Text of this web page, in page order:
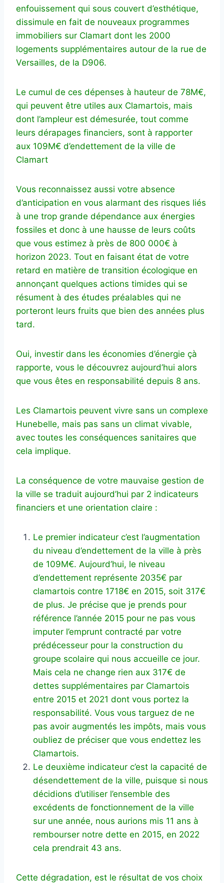
enfouissement qui sous couvert d’esthétique,
dissimule en fait de nouveaux programmes
immobiliers sur Clamart dont les 2000
logements supplémentaires autour de la rue de
Versailles, de la D906.
Le cumul de ces dépenses à hauteur de 78M€,
qui peuvent être utiles aux Clamartois, mais
dont l’ampleur est démesurée, tout comme
leurs dérapages financiers, sont à rapporter
aux 109M€ d’endettement de la ville de
Clamart
Vous reconnaissez aussi votre absence
d’anticipation en vous alarmant des risques liés
à une trop grande dépendance aux énergies
fossiles et donc à une hausse de leurs coûts
que vous estimez à près de 800 000€ à
horizon 2023. Tout en faisant état de votre
retard en matière de transition écologique en
annonçant quelques actions timides qui se
résument à des études préalables qui ne
porteront leurs fruits que bien des années plus
tard.
Oui, investir dans les économies d’énergie çà
rapporte, vous le découvrez aujourd’hui alors
que vous êtes en responsabilité depuis 8 ans.
Les Clamartois peuvent vivre sans un complexe
Hunebelle, mais pas sans un climat vivable,
avec toutes les conséquences sanitaires que
cela implique.
La conséquence de votre mauvaise gestion de
la ville se traduit aujourd’hui par 2 indicateurs
financiers et une orientation claire :
Le premier indicateur c’est l’augmentation
du niveau d’endettement de la ville à près
de 109M€. Aujourd’hui, le niveau
d’endettement représente 2035€ par
clamartois contre 1718€ en 2015, soit 317€
de plus. Je précise que je prends pour
référence l’année 2015 pour ne pas vous
imputer l’emprunt contracté par votre
prédécesseur pour la construction du
groupe scolaire qui nous accueille ce jour.
Mais cela ne change rien aux 317€ de
dettes supplémentaires par Clamartois
entre 2015 et 2021 dont vous portez la
responsabilité. Vous vous targuez de ne
pas avoir augmentés les impôts, mais vous
oubliez de préciser que vous endettez les
Clamartois.
Le deuxième indicateur c’est la capacité de
désendettement de la ville, puisque si nous
décidions d’utiliser l’ensemble des
excédents de fonctionnement de la ville
sur une année, nous aurions mis 11 ans à
rembourser notre dette en 2015, en 2022
cela prendrait 43 ans.
Cette dégradation, est le résultat de vos choix